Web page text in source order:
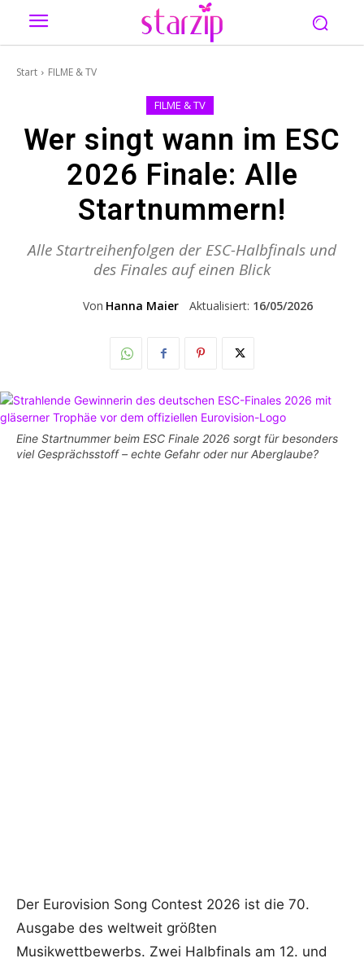
Start FILME & TV
FILME & TV
Wer singt wann im ESC
2026 Finale: Alle
Startnummern!
Alle Startreihenfolgen der ESC-Halbfinals und
des Finales auf einen Blick
Von Hanna Maier Aktualisiert: 16/05/2026
Eine Startnummer beim ESC Finale 2026 sorgt für besonders
viel Gesprächsstoff – echte Gefahr oder nur Aberglaube?
Der Eurovision Song Contest 2026 ist die 70.
Ausgabe des weltweit größten
Musikwettbewerbs. Zwei Halbfinals am 12. und